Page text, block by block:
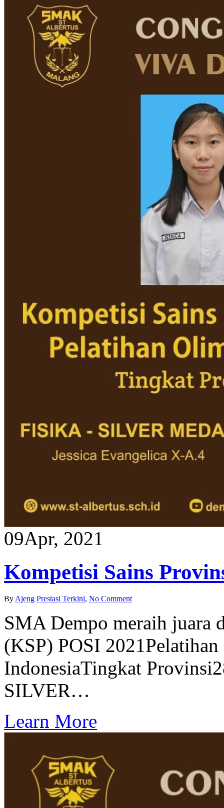
09Apr, 2021
Kompetisi Sains
By Ajeng Prestasi Terkini, No Comment
SMA Dempo meraih juara
(KSP) POSI
IndonesiaTingkat
SILVER…
Learn More